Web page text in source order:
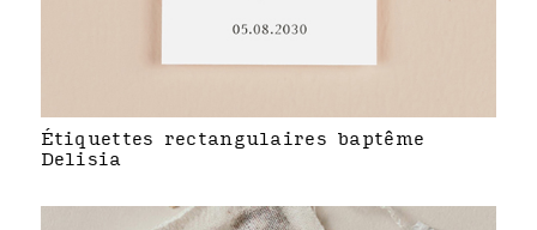
Étiquettes rectangulaires baptême
Delisia